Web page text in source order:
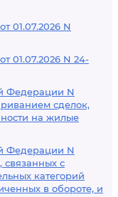
01.07.2026 N
01.07.2026 N 24-
Федерации N
сделок,
на жилые
Федерации N
связанных с
категорий
в обороте, и